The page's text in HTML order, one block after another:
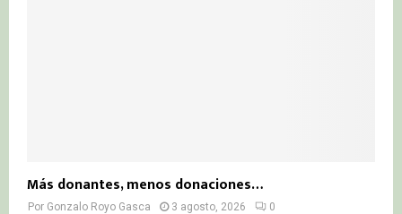
Más donantes, menos donaciones…
Por Gonzalo Royo Gasca 3 agosto, 2026 0